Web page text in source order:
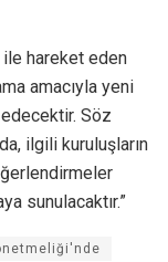
ile hareket eden
amacıyla yeni
Söz
ilgili kuruluşların
sunulacaktır.”